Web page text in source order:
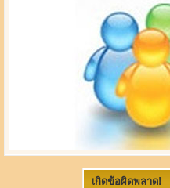
เกิดข้อผิดพลาด!